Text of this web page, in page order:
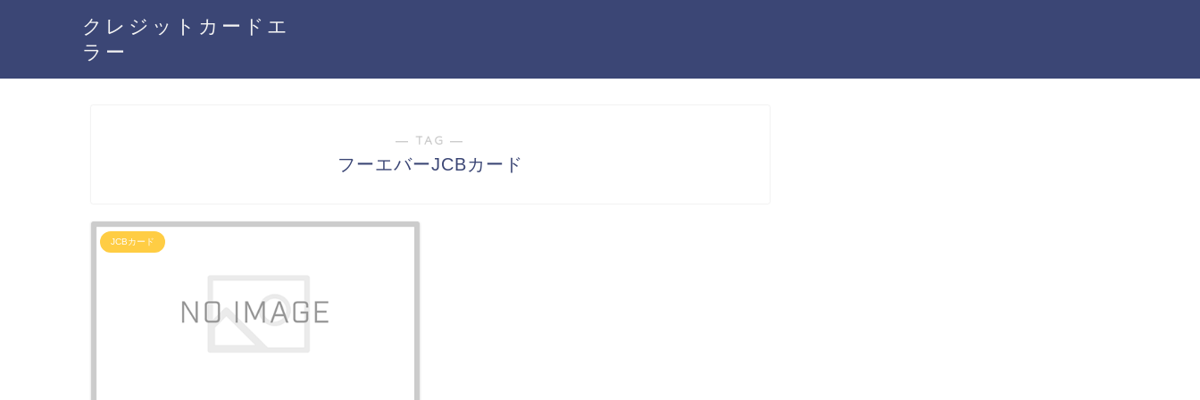
クレジットカードエ
ラー
― TAG ―
フーエバーJCBカード
JCBカード